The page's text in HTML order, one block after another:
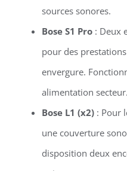
sources sonores.
Bose S1 Pro: Deux
pour des
envergure.
alimentation secteur.
Bose L1 (x2): Pour
une couverture
disposition deux